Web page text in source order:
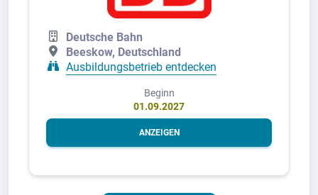
Deutsche Bahn
Beeskow, Deutschland
Ausbildungsbetrieb entdecken
Beginn
01.09.2027
ANZEIGEN